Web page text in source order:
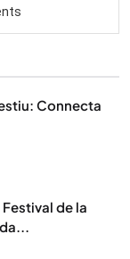
Connecta
de la